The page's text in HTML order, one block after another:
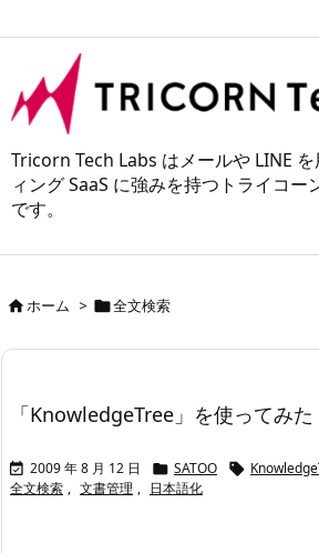
Tricorn Tech Labs はメールや LINE
ィング SaaS に強みを持つトライコー
です。
ホーム > 全文検索
「KnowledgeTree」を使ってみた
 2009 年 8 月 12 日  SATOO 
全文検索 , 文書管理 , 日本語化